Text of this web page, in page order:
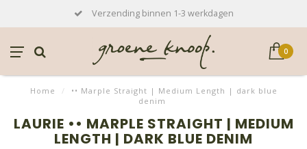
Verzending binnen 1-3 werkdagen
0
Home /
•• Marple Straight | Medium Length | dark blue
denim
LAURIE •• MARPLE STRAIGHT | MEDIUM
LENGTH | DARK BLUE DENIM